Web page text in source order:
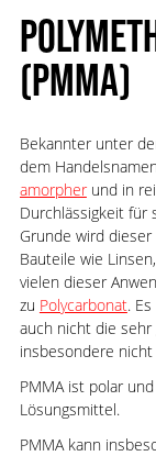
(PMMA)
Bekannter unter
dem
amorpherund in
Durchlässigkeit für
Grunde wird
Bauteile wie
vielen dieser
zu Polycarbonat.
auch nicht die sehr
insbesondere nicht
PMMA ist polar
Lösungsmittel.
PMMA kann